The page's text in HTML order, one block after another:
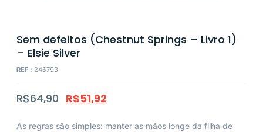
Sem defeitos (Chestnut Springs – Livro 1)
– Elsie Silver
REF : 246793
R$64,90 R$51,92
As regras são simples: manter as mãos longe da filha de